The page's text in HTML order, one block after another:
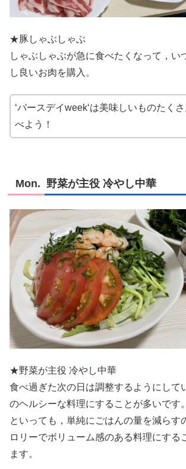
★豚しゃぶしゃぶ
しゃぶしゃぶが急に食べたくなって，い
し良いお肉を購入。
‘バースデイweek‘は美味しいものたく
べよう！
Mon. 野菜が主役 冷やし中華
★野菜が主役 冷やし中華
食べ過ぎた次の日は調整するようにして
のヘルシーな料理にすることが多いです
といっても，単純にごはんの量を減らす
ロリーでボリューム感のある料理にする
ます。